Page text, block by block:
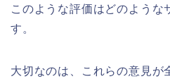
このような評価はどのような
す。
大切なのは、これらの意見が